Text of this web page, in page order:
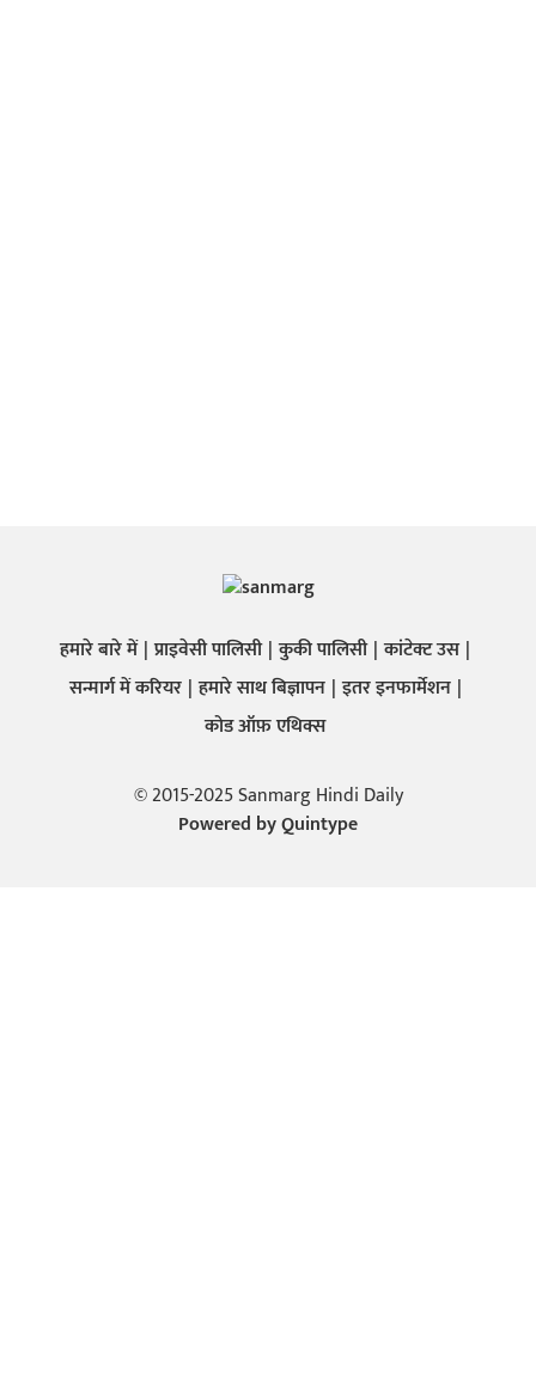
हमारे बारे में प्राइवेसी पालिसी कुकी पालिसी कांटेक्ट उस
सन्मार्ग में करियर हमारे साथ बिज्ञापन इतर इनफार्मेशन
कोड ऑफ़ एथिक्स
© 2015-2025 Sanmarg Hindi Daily
Powered byQuintype